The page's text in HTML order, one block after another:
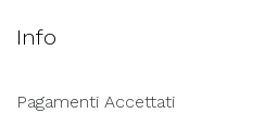
Info
Pagamenti Accettati